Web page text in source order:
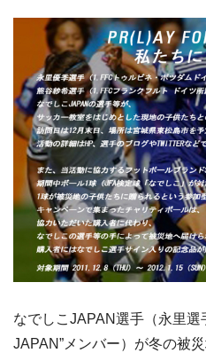
なでしこJAPAN選手（永里選
JAPAN”メンバー）が冬の被